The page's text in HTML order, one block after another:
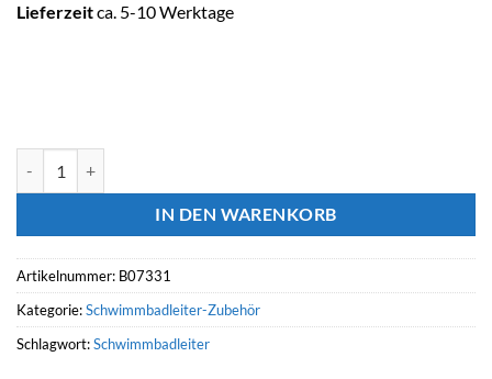
Lieferzeitca. 5-10 Werktage
IN DEN WARENKORB
Artikelnummer: B07331
Kategorie:Schwimmbadleiter-Zubehör
Schlagwort:Schwimmbadleiter